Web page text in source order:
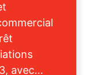
avec...